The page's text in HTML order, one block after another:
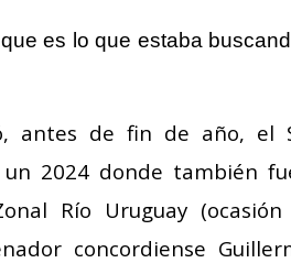
es lo que estaba
antes de fin de año, el
un 2024 donde también
Río Uruguay
concordiense